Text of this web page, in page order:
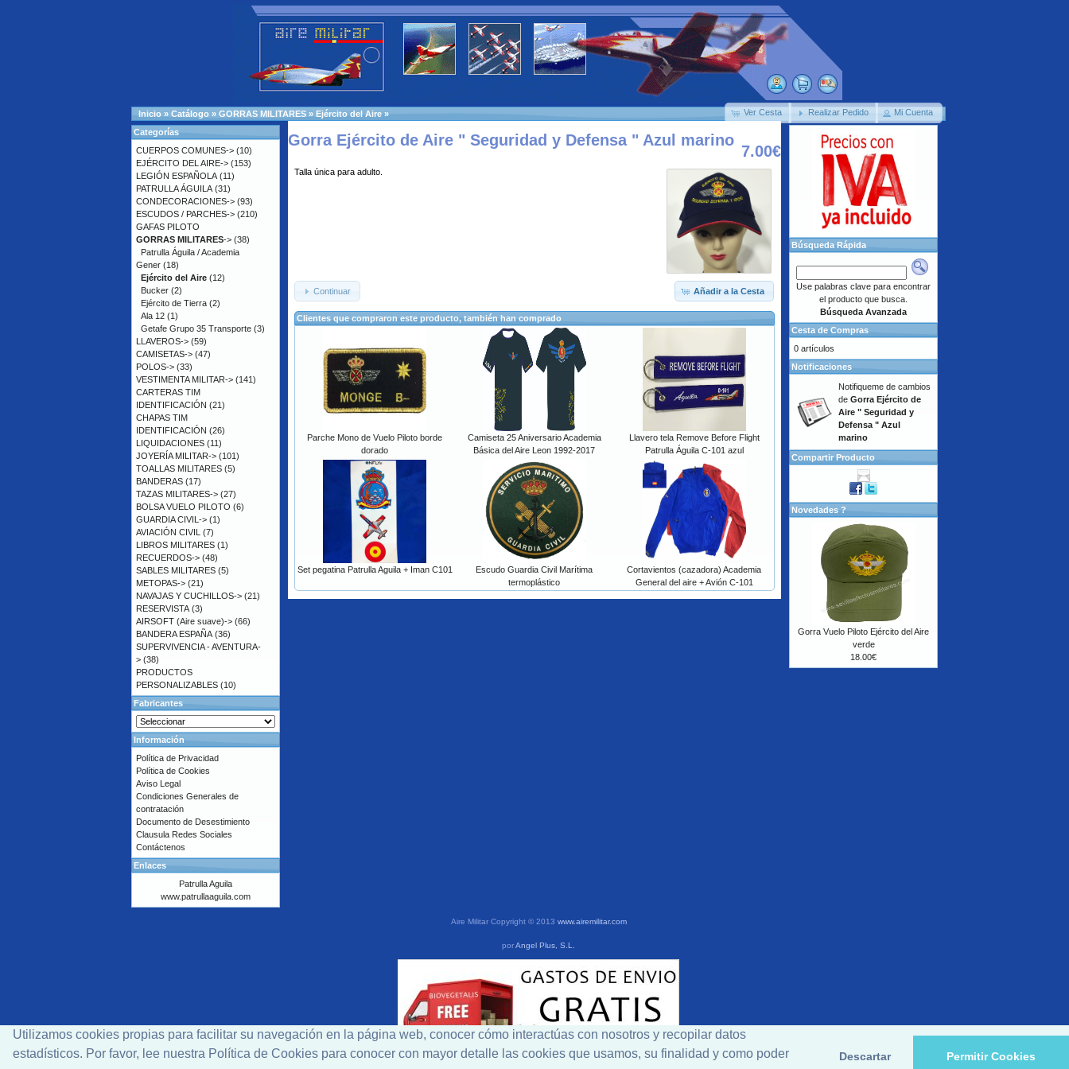
Utilizamos cookies propias para facilitar su navegación en la página web, conocer cómo interactúas con nosotros y recopilar datos
estadísticos. Por favor, lee nuestra Política de Cookies para conocer con mayor detalle las cookies que usamos, su finalidad y como poder
Descartar Permitir Cookies
Ver Cesta Realizar Pedido Mi Cuenta
Inicio » Catálogo » GORRAS MILITARES » Ejército del Aire »
7.00€
Gorra Ejército de Aire " Seguridad y Defensa " Azul marino
Talla única para adulto.
Añadir a la Cesta
Continuar
Clientes que compraron este producto, también han comprado
Parche Mono de Vuelo Piloto borde
dorado
Camiseta 25 Aniversario Academia
Básica del Aire Leon 1992-2017
Llavero tela Remove Before Flight
Patrulla Águila C-101 azul
Set pegatina Patrulla Aguila + Iman C101
Escudo Guardia Civil Marítima
termoplástico
Cortavientos (cazadora) Academia
General del aire + Avión C-101
Categorías
CUERPOS COMUNES-> (10)
EJÉRCITO DEL AIRE-> (153)
LEGIÓN ESPAÑOLA (11)
PATRULLA ÁGUILA (31)
CONDECORACIONES-> (93)
ESCUDOS / PARCHES-> (210)
GAFAS PILOTO
GORRAS MILITARES-> (38)
Patrulla Águila / Academia
Gener (18)
Ejército del Aire (12)
Bucker (2)
Ejército de Tierra (2)
Ala 12 (1)
Getafe Grupo 35 Transporte (3)
LLAVEROS-> (59)
CAMISETAS-> (47)
POLOS-> (33)
VESTIMENTA MILITAR-> (141)
CARTERAS TIM
IDENTIFICACIÓN (21)
CHAPAS TIM
IDENTIFICACIÓN (26)
LIQUIDACIONES (11)
JOYERÍA MILITAR-> (101)
TOALLAS MILITARES (5)
BANDERAS (17)
TAZAS MILITARES-> (27)
BOLSA VUELO PILOTO (6)
GUARDIA CIVIL-> (1)
AVIACIÓN CIVIL (7)
LIBROS MILITARES (1)
RECUERDOS-> (48)
SABLES MILITARES (5)
METOPAS-> (21)
NAVAJAS Y CUCHILLOS-> (21)
RESERVISTA (3)
AIRSOFT (Aire suave)-> (66)
BANDERA ESPAÑA (36)
SUPERVIVENCIA - AVENTURA-
> (38)
PRODUCTOS
PERSONALIZABLES (10)
Fabricantes
Información
Política de Privacidad
Política de Cookies
Aviso Legal
Condiciones Generales de
contratación
Documento de Desestimiento
Clausula Redes Sociales
Contáctenos
Enlaces
Patrulla Aguila
www.patrullaaguila.com
Búsqueda Rápida
Use palabras clave para encontrar
el producto que busca.
Búsqueda Avanzada
Cesta de Compras
0 artículos
Notificaciones
Notifiqueme de cambios
de Gorra Ejército de
Aire " Seguridad y
Defensa " Azul
marino
Compartir Producto
Novedades ?
Gorra Vuelo Piloto Ejército del Aire
verde
18.00€
Aire Militar Copyright © 2013 www.airemilitar.com
porAngel Plus, S.L.